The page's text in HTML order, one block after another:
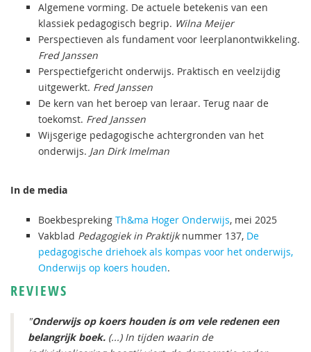
Algemene vorming. De actuele betekenis van een
klassiek pedagogisch begrip. Wilna Meijer
Perspectieven als fundament voor leerplanontwikkeling.
Fred Janssen
Perspectiefgericht onderwijs. Praktisch en veelzijdig
uitgewerkt. Fred Janssen
De kern van het beroep van leraar. Terug naar de
toekomst. Fred Janssen
Wijsgerige pedagogische achtergronden van het
onderwijs. Jan Dirk Imelman
In de media
Boekbespreking Th&ma Hoger Onderwijs, mei 2025
Vakblad Pedagogiek in Praktijknummer 137, De
pedagogische driehoek als kompas voor het onderwijs,
Onderwijs op koers houden.
REVIEWS
"Onderwijs op koers houden is om vele redenen een
belangrijk boek. (...) In tijden waarin de